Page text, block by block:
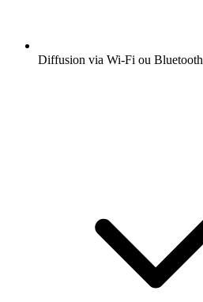
Diffusion via Wi-Fi ou Bluetooth